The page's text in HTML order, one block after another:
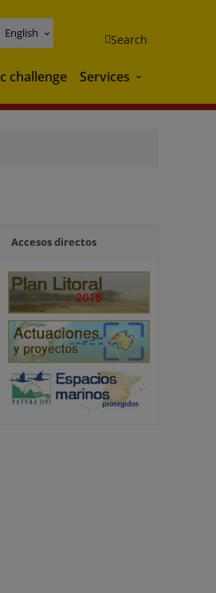
English Search
challenge Services Services
Accesos directos